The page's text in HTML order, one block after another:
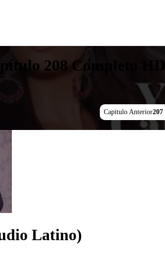
208 Completo HD
Capitulo Anterior207
Latino)